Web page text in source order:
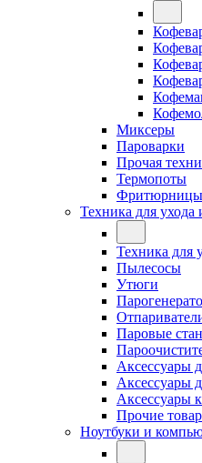
Миксеры
Пароварки
Прочая
Термопоты
Фритюрницы
Техника для ухода
Техника для
Пылесосы
Утюги
Паровые
Аксессуары
Аксессуары
Аксессуары
Прочие
Ноутбуки и